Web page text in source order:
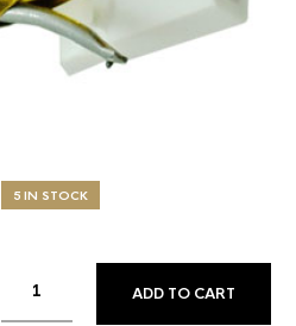
5 IN STOCK
ADD TO CART